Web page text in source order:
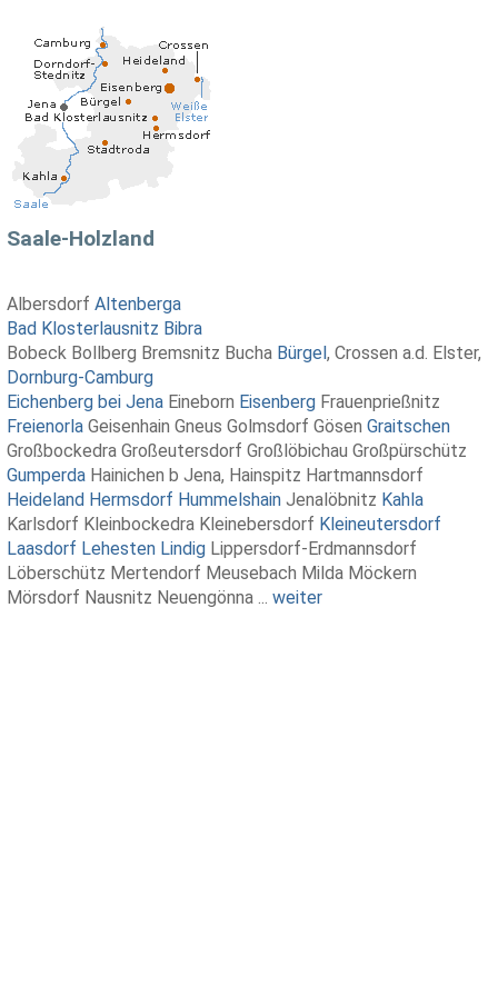
Saale-Holzland
AlbersdorfAltenberga
Bad Klosterlausnitz Bibra
Bobeck Bollberg Bremsnitz Bucha Bürgel, Crossen a.d. Elster,
Dornburg-Camburg
Eichenberg bei Jena Eineborn Eisenberg Frauenprießnitz
Freienorla Geisenhain Gneus Golmsdorf GösenGraitschen
Großbockedra Großeutersdorf Großlöbichau Großpürschütz
Gumperda Hainichen b Jena, Hainspitz Hartmannsdorf
Heideland Hermsdorf Hummelshain Jenalöbnitz Kahla
Karlsdorf Kleinbockedra Kleinebersdorf Kleineutersdorf
Laasdorf Lehesten Lindig Lippersdorf-Erdmannsdorf
Löberschütz Mertendorf Meusebach Milda Möckern
Mörsdorf Nausnitz Neuengönna ...weiter